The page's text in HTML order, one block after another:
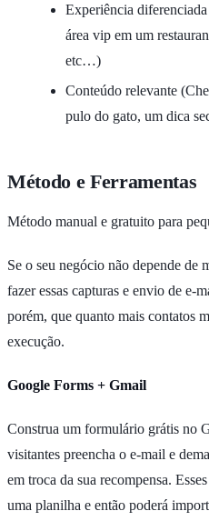
Experiência
área vip em um
etc…)
Conteúdo relevante
pulo do gato, um dica
Método e Ferramentas
Método manual e gratuito para
Se o seu negócio não depende de
fazer essas capturas e envio de e-
porém, que quanto mais contatos
execução.
Google Forms + Gmail
Construa um formulário grátis no
visitantes preencha o e-mail e
em troca da sua recompensa.
uma planilha e então poderá